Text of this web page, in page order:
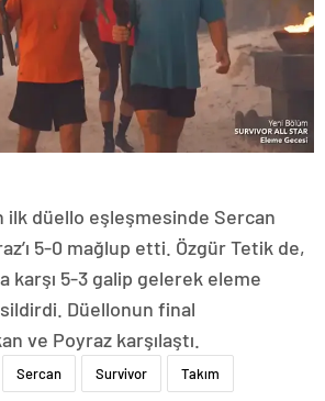
ilk düello eşleşmesinde Sercan
5-0 mağlup etti. Özgür Tetik de,
karşı 5-3 galip gelerek eleme
Düellonun final
ve Poyraz karşılaştı.
Sercan Survivor Takım